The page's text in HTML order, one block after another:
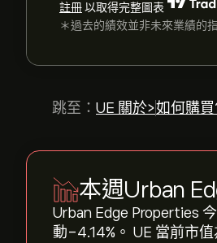
註冊以取得完整圖表
＊過去的績效並非未來業績的
跳至： UE 關於>如何購買
本週Urban
Urban Edge Properties
動‎-4.14‎%。 UE 當前市